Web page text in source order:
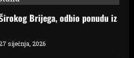
Brijega, odbio ponudu iz
siječnja, 2026